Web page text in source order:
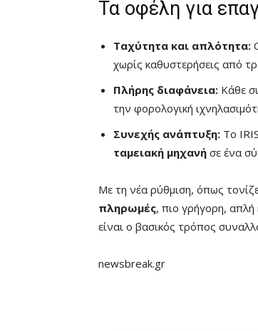
Τα οφέλη για
Ταχύτητα και απλότητα:
χωρίς καθυστερήσεις από
Πλήρης διαφάνεια: Κάθε
την φορολογική
Συνεχής ανάπτυξη: Το
ταμειακή μηχανή σε ένα
Με τη νέα ρύθμιση, όπως
πληρωμές, πιο γρήγορη, απλή
είναι ο βασικός τρόπος
newsbreak.gr